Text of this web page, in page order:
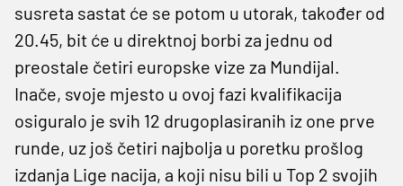
susreta sastat će se potom u utorak, također od
20.45, bit će u direktnoj borbi za jednu od
preostale četiri europske vize za Mundijal.
Inače, svoje mjesto u ovoj fazi kvalifikacija
osiguralo je svih 12 drugoplasiranih iz one prve
runde, uz još četiri najbolja u poretku prošlog
izdanja Lige nacija, a koji nisu bili u Top 2 svojih